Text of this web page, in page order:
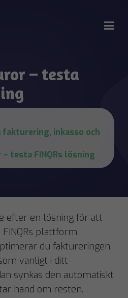
– testa
inkasso och
testa FINQRs lösning
efter en lösning för att
FINQRs plattform
du faktureringen.
vanligt i ditt
synkas den automatiskt
hand om resten.